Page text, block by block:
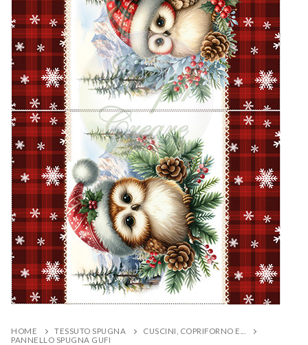
HOME TESSUTO SPUGNA
CUSCINI, COPRIFORNO E...
PANNELLO SPUGNA GUFI